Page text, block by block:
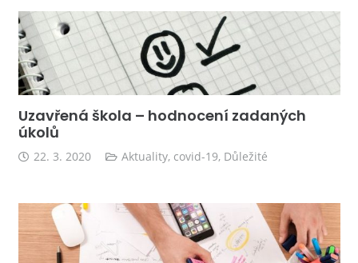
Uzavřená škola – hodnocení zadaných
úkolů
22. 3. 2020 Aktuality, covid-19, Důležité